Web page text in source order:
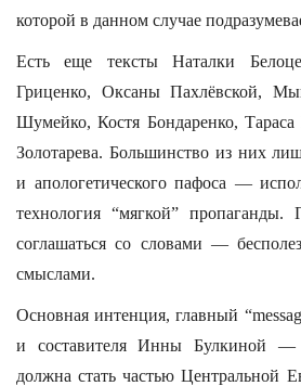
которой в данном случае
Есть еще тексты Наталки
Гриценко, Оксаны Пахлёвской,
Шумейко, Костя Бондаренко,
Золотарева. Большинство из них
и апологетического пафоса —
технология “мягкой” пропаганды.
соглашаться со словами —
смыслами.
Основная интенция, главный
и составителя Инны Булкиной
должна стать частью Центральной